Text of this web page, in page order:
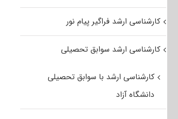
کارشناسی ارشد فراگیر پیام نور
کارشناسی ارشد سوابق تحصیلی
کارشناسی ارشد با سوابق تحصیلی
دانشگاه آزاد